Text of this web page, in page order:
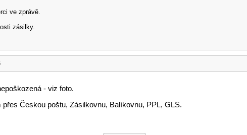
ve zprávě.
zásilky.
- viz foto.
Českou poštu, Zásilkovnu, Balíkovnu, PPL, GLS.